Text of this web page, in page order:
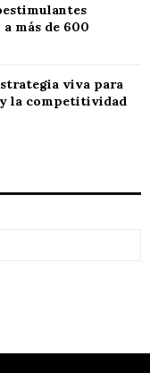
más de 600
viva para
la competitividad